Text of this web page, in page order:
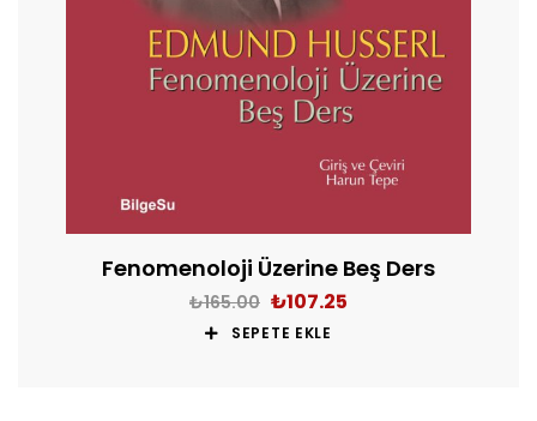
Fenomenoloji Üzerine Beş Ders
₺165.00 ₺107.25
SEPETE EKLE